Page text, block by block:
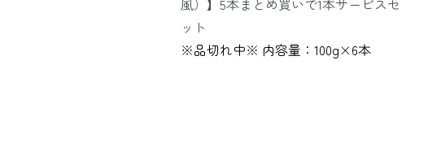
風）】5本まとめ買いで1本サービスセ
ット
※品切れ中※ 内容量：100g×6本